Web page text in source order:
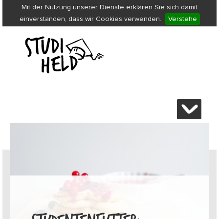
Mit der Nutzung unserer Dienste erklären Sie sich damit
einverstanden, dass wir Cookies verwenden.
Verstehe